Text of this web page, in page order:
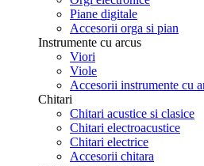
Piane digitale
Accesorii orga si pian
Instrumente cu arcus
Viori
Viole
Accesorii instrumente cu
Chitari
Chitari acustice si clasice
Chitari electroacustice
Chitari electrice
Accesorii chitara